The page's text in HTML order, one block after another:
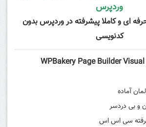
وردپرس
ای و کاملا پیشرفته در وردپرس بدون
کدنویسی
برخی از ویژگی های WPBakery Page Builder Visual
آماده
و بی دردسر
سی اس اس